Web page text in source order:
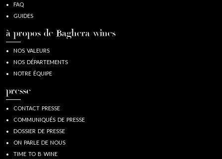
FAQ
GUIDES
à propos de Baghera/wines
NOS VALEURS
NOS DÉPARTEMENTS
NOTRE ÉQUIPE
presse
CONTACT PRESSE
COMMUNIQUÉS DE PRESSE
DOSSIER DE PRESSE
ON PARLE DE NOUS
TIME TO B WINE